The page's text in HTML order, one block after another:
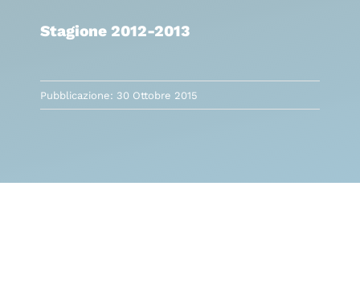
Stagione 2012-2013
Pubblicazione: 30 Ottobre 2015